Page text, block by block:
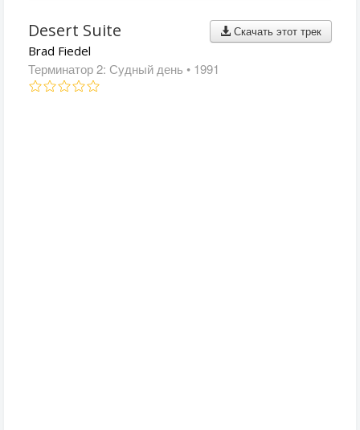
Скачать этот трек
Desert Suite
Brad Fiedel
Терминатор 2: Судный день • 1991